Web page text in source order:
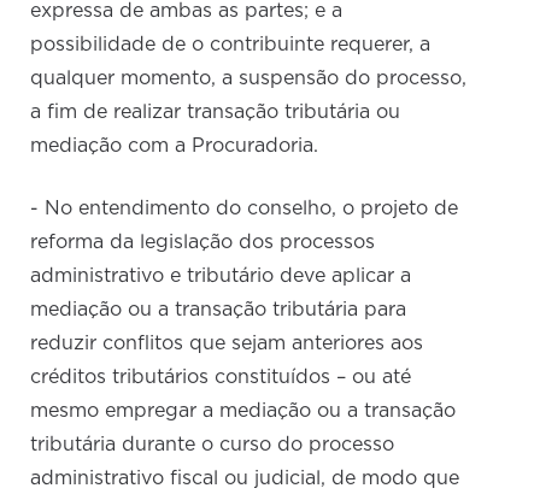
expressa de ambas as partes; e a
possibilidade de o contribuinte requerer, a
qualquer momento, a suspensão do processo,
a fim de realizar transação tributária ou
mediação com a Procuradoria.
- No entendimento do conselho, o projeto de
reforma da legislação dos processos
administrativo e tributário deve aplicar a
mediação ou a transação tributária para
reduzir conflitos que sejam anteriores aos
créditos tributários constituídos – ou até
mesmo empregar a mediação ou a transação
tributária durante o curso do processo
administrativo fiscal ou judicial, de modo que